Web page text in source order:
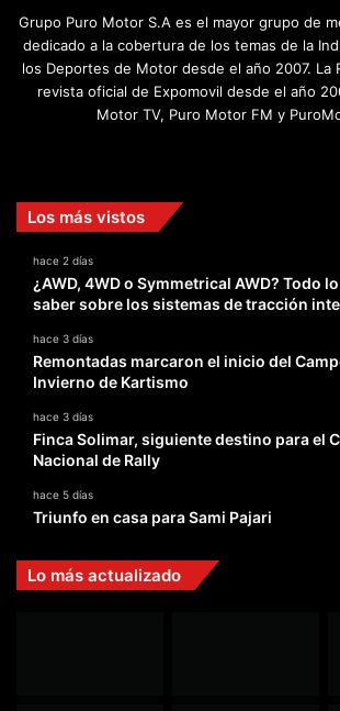
Grupo Puro Motor S.A es el mayor grupo de
dedicado a la cobertura de los temas de la
los Deportes de Motor desde el año 2007. La
revista oficial de Expomovil desde el año
Motor TV, Puro Motor FM y
Los más vistos
hace 2 días
¿AWD, 4WD o Symmetrical AWD? Todo
saber sobre los sistemas de tracción
hace 3 días
Remontadas marcaron el inicio del
Invierno de Kartismo
hace 3 días
Finca Solimar, siguiente destino para el
Nacional de Rally
hace 5 días
Triunfo en casa para Sami Pajari
Lo más actualizado